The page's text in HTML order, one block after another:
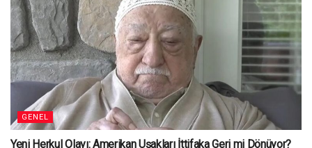
GENEL
Yeni Herkul Olayı: Amerikan Uşakları İttifaka Geri mi Dönüyor?